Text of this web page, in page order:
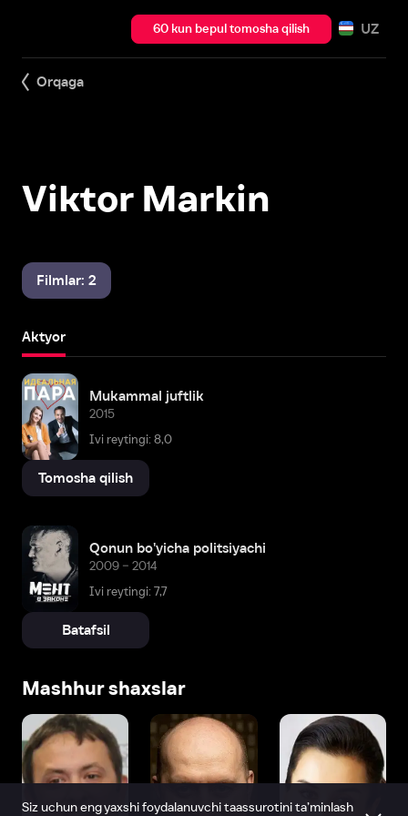
60 kun bepul tomosha qilish UZ
Orqaga
Viktor Markin
Filmlar: 2
Aktyor
Mukammal juftlik
2015
Ivi reytingi: 8,0
Tomosha qilish
Qonun bo'yicha politsiyachi
2009 – 2014
Ivi reytingi: 7,7
Batafsil
Mashhur shaxslar
Siz uchun eng yaxshi foydalanuvchi taassurotini ta’minlash